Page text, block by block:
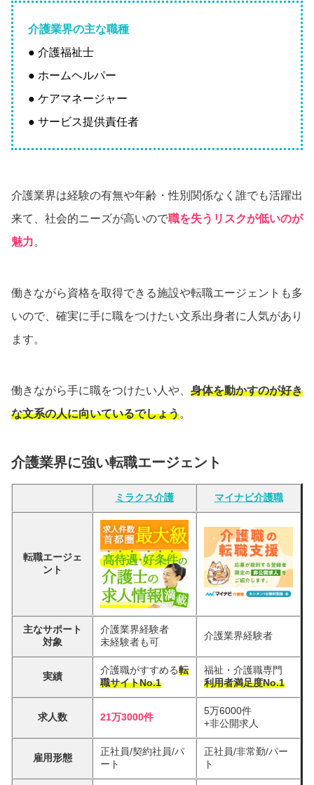
介護業界の主な職種
● 介護福祉士
● ホームヘルパー
● ケアマネージャー
● サービス提供責任者
介護業界は経験の有無や年齢・性別関係なく誰でも活躍出
来て、社会的ニーズが高いので職を失うリスクが低いのが
魅力。
働きながら資格を取得できる施設や転職エージェントも多
いので、確実に手に職をつけたい文系出身者に人気があり
ます。
働きながら手に職をつけたい人や、 身体を動かすのが好き
な文系の人に向いているでしょう。
介護業界に強い転職エージェント
ミラクス介護 マイナビ介護職
転職エージェ
ント
主なサポート
対象
介護業界経験者
未経験者も可
介護業界経験者
実績
介護職がすすめる転
職サイトNo.1
福祉・介護職専門
利用者満足度No.1
求人数 21万3000件
5万6000件
+非公開求人
雇用形態
正社員/契約社員/パ
ート
正社員/非常勤/パー
ト